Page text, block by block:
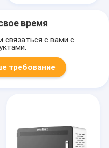
время
связаться с вами с
требование